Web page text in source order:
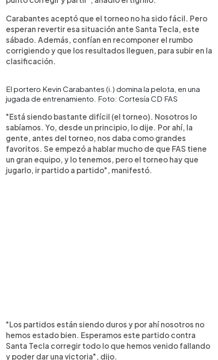
Carabantes aceptó que el torneo no ha sido fácil. Pero
esperan revertir esa situación ante Santa Tecla, este
sábado. Además, confían en recomponer el rumbo
corrigiendo y que los resultados lleguen, para subir en la
clasificación.
El portero Kevin Carabantes (i.) domina la pelota, en una
jugada de entrenamiento. Foto: Cortesía CD FAS
"Está siendo bastante difícil (el torneo). Nosotros lo
sabíamos. Yo, desde un principio, lo dije. Por ahí, la
gente, antes del torneo, nos daba como grandes
favoritos. Se empezó a hablar mucho de que FAS tiene
un gran equipo, y lo tenemos, pero el torneo hay que
jugarlo, ir partido a partido", manifestó.
"Los partidos están siendo duros y por ahí nosotros no
hemos estado bien. Esperamos este partido contra
Santa Tecla corregir todo lo que hemos venido fallando
y poder dar una victoria", dijo.